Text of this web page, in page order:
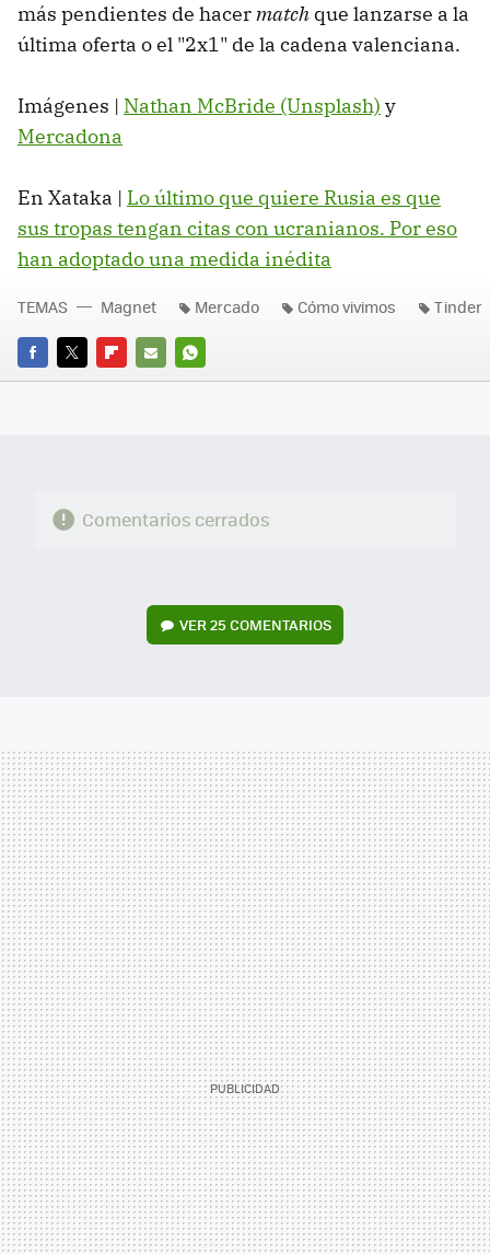
más pendientes de hacermatch que lanzarse a la
última oferta o el "2x1" de la cadena valenciana.
Imágenes | Nathan McBride (Unsplash) y
Mercadona
En Xataka | Lo último que quiere Rusia es que
sus tropas tengan citas con ucranianos. Por eso
han adoptado una medida inédita
FACEBOOK
TWITTERFLIPBOARD
E-
WHATSAPP
TEMAS Magnet Mercado Cómo vivimos Tinder
Comentarios cerrados
VER25 COMENTARIOS